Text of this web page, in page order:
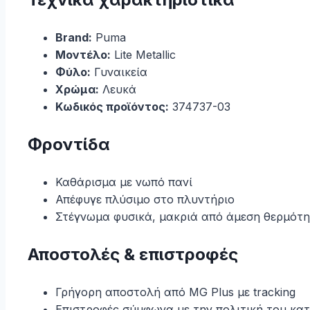
Brand: Puma
Μοντέλο: Lite Metallic
Φύλο: Γυναικεία
Χρώμα: Λευκά
Κωδικός προϊόντος: 374737-03
Φροντίδα
Καθάρισμα με νωπό πανί
Απέφυγε πλύσιμο στο πλυντήριο
Στέγνωμα φυσικά, μακριά από άμεση
Αποστολές & επιστροφές
Γρήγορη αποστολή από MG Plus με tracking